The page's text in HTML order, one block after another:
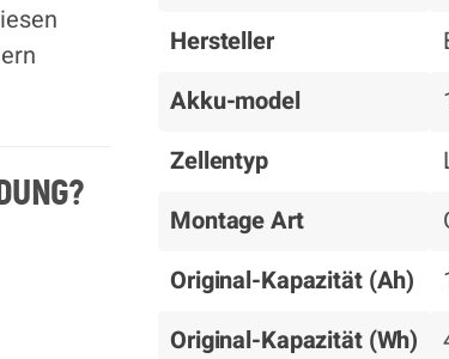
Hersteller
Akku-model
Zellentyp
Montage Art
Original-Kapazität (Ah)
Original-Kapazität (Wh)